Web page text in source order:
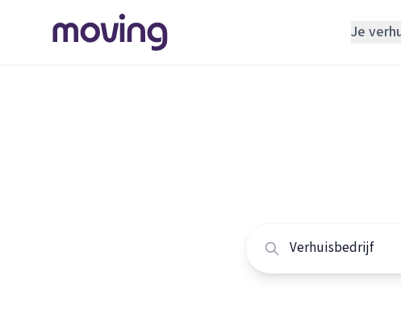
Je
Loodgieter
Slotenmaker